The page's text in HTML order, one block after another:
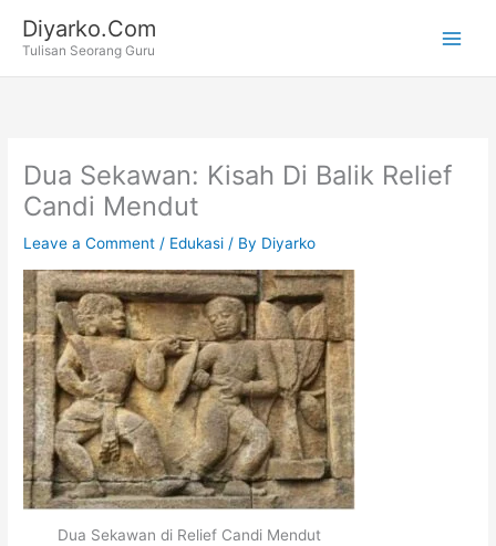
content
Diyarko.Com
Tulisan Seorang Guru
Dua Sekawan: Kisah Di Balik Relief
Candi Mendut
Leave a Comment / Edukasi / By Diyarko
Dua Sekawan di Relief Candi Mendut